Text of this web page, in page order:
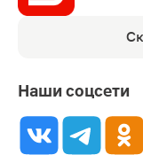
Наши соцсети